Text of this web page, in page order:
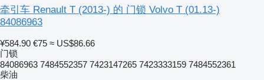
牵引车 Renault T (2013-) 的 门锁 Volvo T (01.13-)
84086963
¥584.90 €75 ≈ US$86.66
门锁
84086963 7484552357 7423147265 7423333159 7484552361
柴油